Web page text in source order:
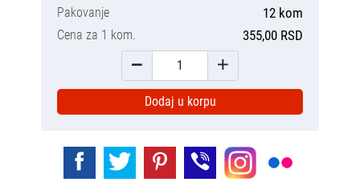
Pakovanje 12 kom
Cena za 1 kom. 355,00 RSD
Dodaj u korpu